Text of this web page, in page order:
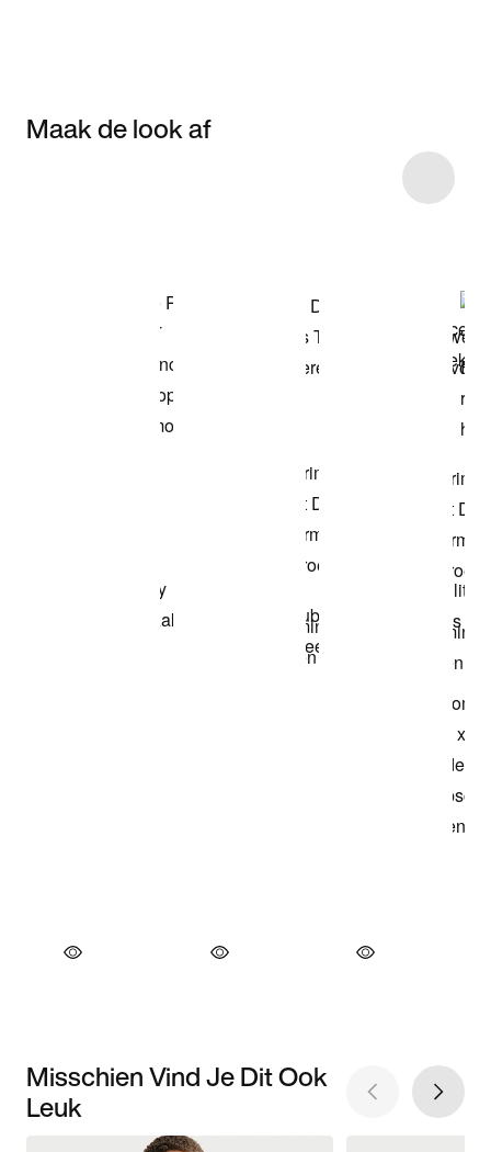
Maak de look af
Misschien Vind Je Dit Ook
Leuk